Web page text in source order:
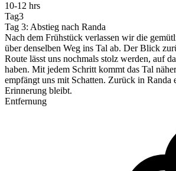
10-12 hrs
Tag3
Tag 3: Abstieg nach Randa
Nach dem Frühstück verlassen wir die
über denselben Weg ins Tal ab. Der Blick
Route lässt uns nochmals stolz werden, auf
haben. Mit jedem Schritt kommt das Tal
empfängt uns mit Schatten. Zurück in Randa
Erinnerung bleibt.
Entfernung